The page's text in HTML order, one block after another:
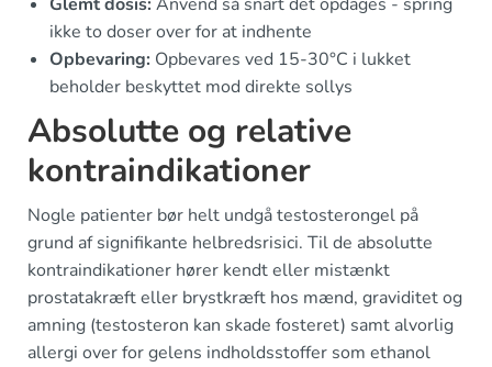
ikke to doser over for at indhente
Opbevaring: Opbevares ved 15-30°C i lukket
beholder beskyttet mod direkte sollys
Absolutte og relative
kontraindikationer
Nogle patienter bør helt undgå testosterongel på
grund af signifikante helbredsrisici. Til de absolutte
kontraindikationer hører kendt eller mistænkt
prostatakræft eller brystkræft hos mænd, graviditet og
amning (testosteron kan skade fosteret) samt alvorlig
allergi over for gelens indholdsstoffer som ethanol